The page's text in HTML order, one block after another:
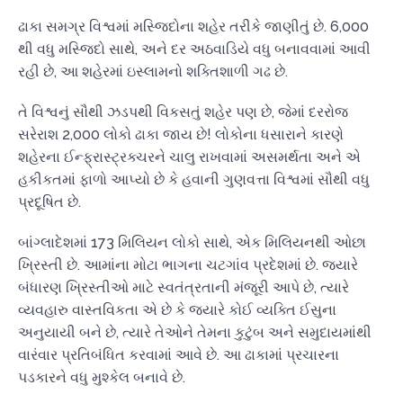
ઢાકા સમગ્ર વિશ્વમાં મસ્જિદોના શહેર તરીકે જાણીતું છે. 6,000
થી વધુ મસ્જિદો સાથે, અને દર અઠવાડિયે વધુ બનાવવામાં આવી
રહી છે, આ શહેરમાં ઇસ્લામનો શક્તિશાળી ગઢ છે.
તે વિશ્વનું સૌથી ઝડપથી વિકસતું શહેર પણ છે, જેમાં દરરોજ
સરેરાશ 2,000 લોકો ઢાકા જાય છે! લોકોના ધસારાને કારણે
શહેરના ઈન્ફ્રાસ્ટ્રક્ચરને ચાલુ રાખવામાં અસમર્થતા અને એ
હકીકતમાં ફાળો આપ્યો છે કે હવાની ગુણવત્તા વિશ્વમાં સૌથી વધુ
પ્રદૂષિત છે.
બાંગ્લાદેશમાં 173 મિલિયન લોકો સાથે, એક મિલિયનથી ઓછા
ખ્રિસ્તી છે. આમાંના મોટા ભાગના ચટગાંવ પ્રદેશમાં છે. જ્યારે
બંધારણ ખ્રિસ્તીઓ માટે સ્વતંત્રતાની મંજૂરી આપે છે, ત્યારે
વ્યવહારુ વાસ્તવિકતા એ છે કે જ્યારે કોઈ વ્યક્તિ ઈસુના
અનુયાયી બને છે, ત્યારે તેઓને તેમના કુટુંબ અને સમુદાયમાંથી
વારંવાર પ્રતિબંધિત કરવામાં આવે છે. આ ઢાકામાં પ્રચારના
પડકારને વધુ મુશ્કેલ બનાવે છે.